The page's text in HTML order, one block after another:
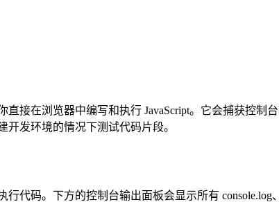
直接在浏览器中编写和执行 JavaScript。它会捕获控制
开发环境的情况下测试代码片段。
代码。下方的控制台输出面板会显示所有 console.log